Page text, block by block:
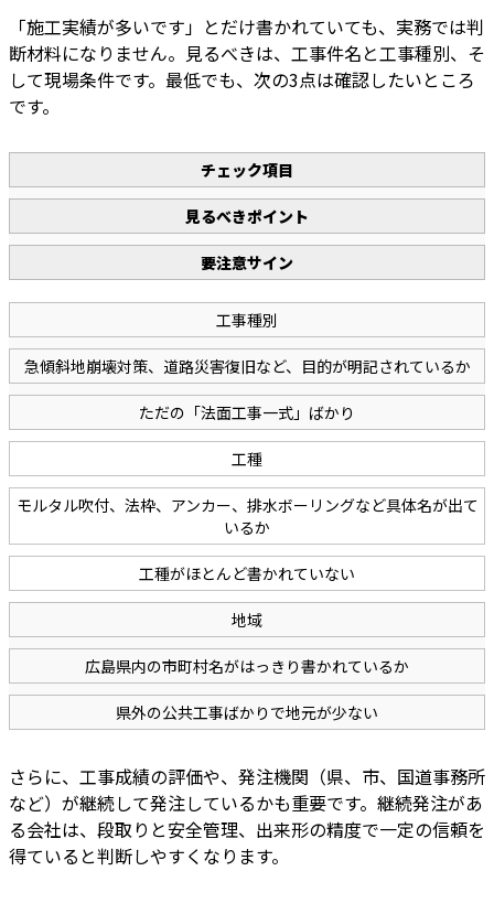
「施工実績が多いです」とだけ書かれていても、実務では判
断材料になりません。見るべきは、工事件名と工事種別、そ
して現場条件です。最低でも、次の3点は確認したいところ
です。
チェック項目
見るべきポイント
要注意サイン
工事種別
急傾斜地崩壊対策、道路災害復旧など、目的が明記されているか
ただの「法面工事一式」ばかり
工種
モルタル吹付、法枠、アンカー、排水ボーリングなど具体名が出て
いるか
工種がほとんど書かれていない
地域
広島県内の市町村名がはっきり書かれているか
県外の公共工事ばかりで地元が少ない
さらに、工事成績の評価や、発注機関（県、市、国道事務所
など）が継続して発注しているかも重要です。継続発注があ
る会社は、段取りと安全管理、出来形の精度で一定の信頼を
得ていると判断しやすくなります。